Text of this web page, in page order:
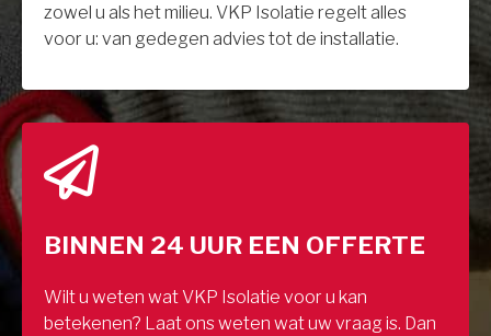
zowel u als het milieu. VKP Isolatie regelt alles
voor u: van gedegen advies tot de installatie.
BINNEN 24 UUR EEN OFFERTE
Wilt u weten wat VKP Isolatie voor u kan
betekenen? Laat ons weten wat uw vraag is. Dan